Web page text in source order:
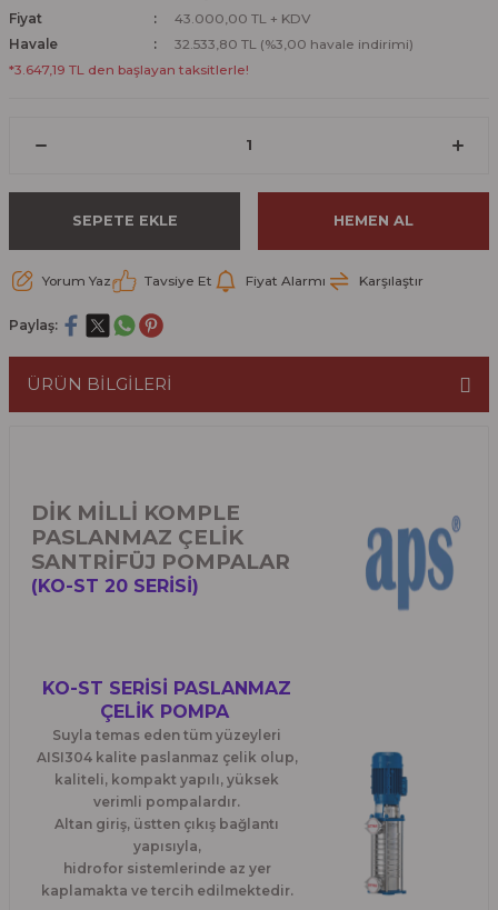
Fiyat
43.000,00 TL + KDV
Havale
32.533,80 TL (%3,00 havale indirimi)
*3.647,19 TL den başlayan taksitlerle!
SEPETE EKLE HEMEN AL
Yorum Yaz Tavsiye Et Fiyat Alarmı Karşılaştır
Paylaş:
ÜRÜN BİLGİLERİ
DİK MİLLİ KOMPLE
PASLANMAZ ÇELİK
SANTRİFÜJ POMPALAR
(KO-ST 20 SERİSİ)
KO-ST SERİSİ PASLANMAZ
ÇELİK POMPA
Suyla temas eden tüm yüzeyleri
AISI304 kalite paslanmaz çelik olup,
kaliteli, kompakt yapılı, yüksek
verimli pompalardır.
Altan giriş, üstten çıkış bağlantı
yapısıyla,
hidrofor sistemlerinde az yer
kaplamakta ve tercih edilmektedir.